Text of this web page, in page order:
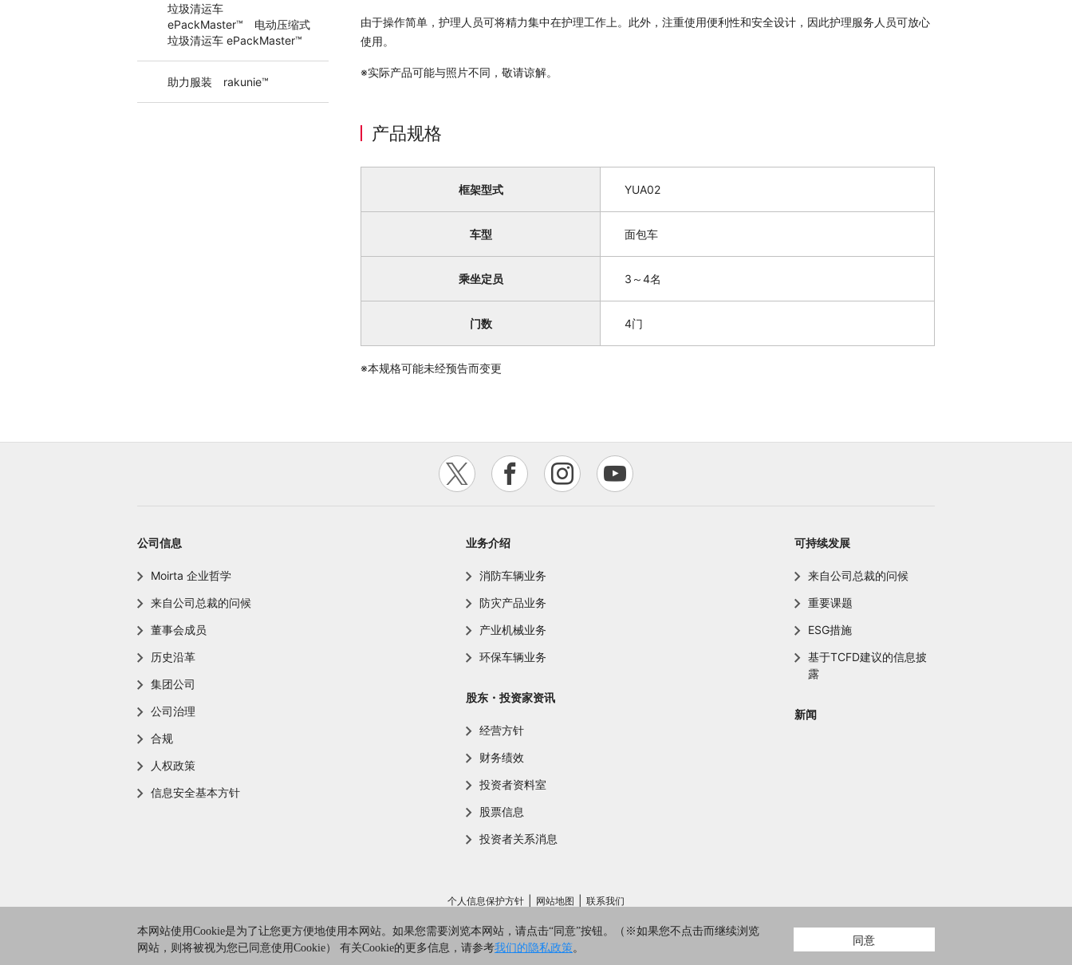
由于操作简单，护理人员可将精力集中在护理工作上。此外，注重使用便利性和安全设计，因此护理服务人员可放心
使用。
※实际产品可能与照片不同，敬请谅解。
产品规格
框架型式 YUA02
车型 面包车
乘坐定员 3～4名
门数 4门
※本规格可能未经预告而变更
垃圾清运车
ePackMaster™ 电动压缩式
垃圾清运车 ePackMaster™
助力服装 rakunie™
公司信息
Moirta 企业哲学
来自公司总裁的问候
董事会成员
历史沿革
集团公司
公司治理
合规
人权政策
信息安全基本方针
业务介绍
消防车辆业务
防灾产品业务
产业机械业务
环保车辆业务
股东・投资家资讯
经营方针
财务绩效
投资者资料室
股票信息
投资者关系消息
可持续发展
来自公司总裁的问候
重要课题
ESG措施
基于TCFD建议的信息披
露
新闻
个人信息保护方针 网站地图 联系我们
Copyright MORITA HOLDINGS CORPORATION All Rights Reserved.
本网站使用Cookie是为了让您更方便地使用本网站。如果您需要浏览本网站，请点击“同意”按钮。（※如果您不点击而继续浏览
网站，则将被视为您已同意使用Cookie） 有关Cookie的更多信息，请参考我们的隐私政策。
同意